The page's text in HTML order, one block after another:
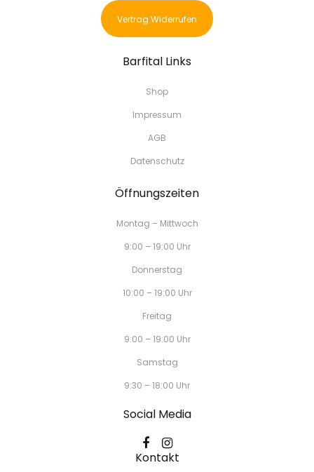
Vertrag Widerrufen
Barfital Links
Shop
Impressum
AGB
Datenschutz
Öffnungszeiten
Montag – Mittwoch
9:00 – 19:00 Uhr
Donnerstag
10:00 – 19:00 Uhr
Freitag
9:00 – 19:00 Uhr
Samstag
9:30 – 18:00 Uhr
Social Media
Kontakt